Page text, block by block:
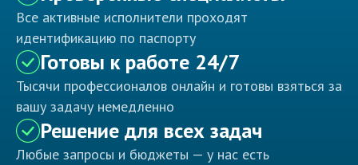
Все активные исполнители проходят
идентификацию по паспорту
Готовы к работе 24/7
Тысячи профессионалов онлайн и готовы взяться за
вашу задачу немедленно
Решение для всех задач
Любые запросы и бюджеты — у нас есть